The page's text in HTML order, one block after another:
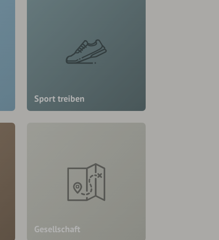
Sport treiben
Gesellschaft